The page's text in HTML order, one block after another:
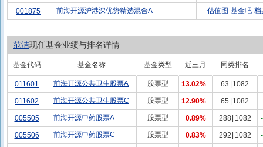
001875 前海开源沪港深优势精选混合A 估值图 基金吧 档
范洁现任基金业绩与排名详情
基金代码 基金名称 基金类型 近三月 同类排名
011601 前海开源公共卫生股票A 股票型 13.02% 63 1082
011602 前海开源公共卫生股票C 股票型 12.90% 65 1082
005505 前海开源中药股票A 股票型 0.89% 288 1082
005506 前海开源中药股票C 股票型 0.83% 292 1082